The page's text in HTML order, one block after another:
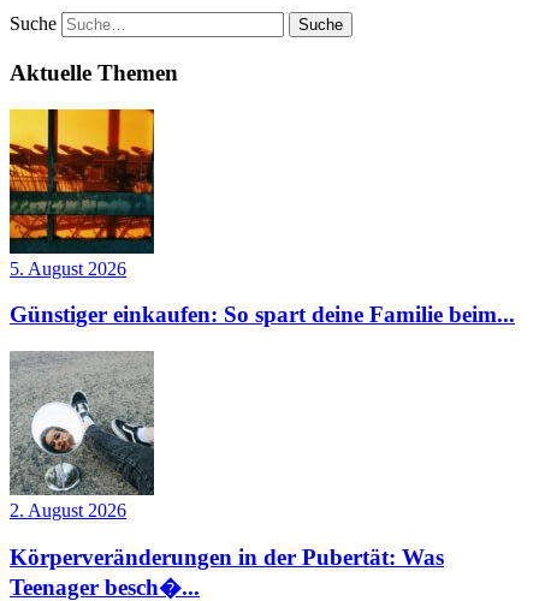
Suche
Aktuelle Themen
5. August 2026
Günstiger einkaufen: So spart deine Familie beim...
2. August 2026
Körperveränderungen in der Pubertät: Was
Teenager besch�...